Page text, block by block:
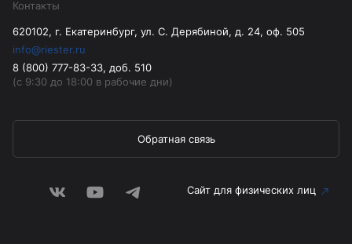
Контакты
620102, г. Екатеринбург, ул. С. Дерябиной, д. 24, оф. 505
info@riester.ru
8 (800) 777-83-33, доб. 510
(с 9:30 до 18:00 в рабочие дни)
Обратная связь
Сайт для физических лиц